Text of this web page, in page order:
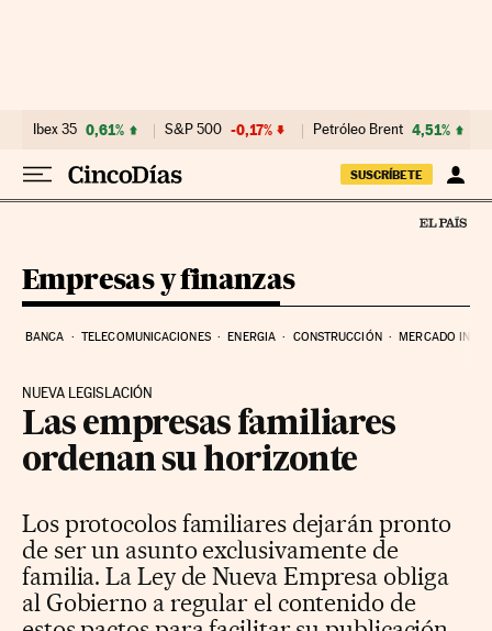
Ibex 35 0,61% S&P 500 -0,17% Petróleo Brent 4,51%
SUSCRÍBETE
Empresas y finanzas
BANCA TELECOMUNICACIONES ENERGIA CONSTRUCCIÓN MERCADO
NUEVA LEGISLACIÓN
Las empresas familiares
ordenan su horizonte
Los protocolos familiares dejarán pronto
de ser un asunto exclusivamente de
familia. La Ley de Nueva Empresa obliga
al Gobierno a regular el contenido de